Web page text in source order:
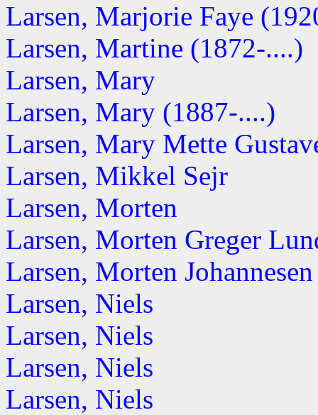
Larsen, Marjorie Faye
Larsen, Martine (1872-....)
Larsen, Mary
Larsen, Mary (1887-....)
Larsen, Mary Mette
Larsen, Mikkel Sejr
Larsen, Morten
Larsen, Morten Greger
Larsen, Morten
Larsen, Niels
Larsen, Niels
Larsen, Niels
Larsen, Niels